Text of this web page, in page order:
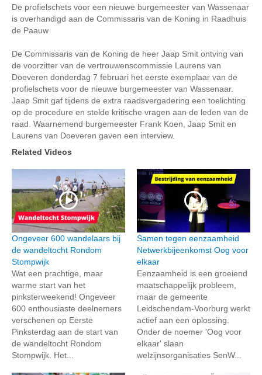
De profielschets voor een nieuwe burgemeester van Wassenaar
is overhandigd aan de Commissaris van de Koning in Raadhuis
de Paauw
De Commissaris van de Koning de heer Jaap Smit ontving van
de voorzitter van de vertrouwenscommissie Laurens van
Doeveren donderdag 7 februari het eerste exemplaar van de
profielschets voor de nieuwe burgemeester van Wassenaar.
Jaap Smit gaf tijdens de extra raadsvergadering een toelichting
op de procedure en stelde kritische vragen aan de leden van de
raad. Waarnemend burgemeester Frank Koen, Jaap Smit en
Laurens van Doeveren gaven een interview.
Related Videos
Ongeveer 600 wandelaars bij
de wandeltocht Rondom
Stompwijk
Wat een prachtige, maar
warme start van het
pinksterweekend! Ongeveer
600 enthousiaste deelnemers
verschenen op Eerste
Pinksterdag aan de start van
de wandeltocht Rondom
Stompwijk. Het...
Samen tegen eenzaamheid
Netwerkbijeenkomst Oog voor
elkaar
Eenzaamheid is een groeiend
maatschappelijk probleem,
maar de gemeente
Leidschendam-Voorburg werkt
actief aan een oplossing.
Onder de noemer 'Oog voor
elkaar' slaan
welzijnsorganisaties SenW...